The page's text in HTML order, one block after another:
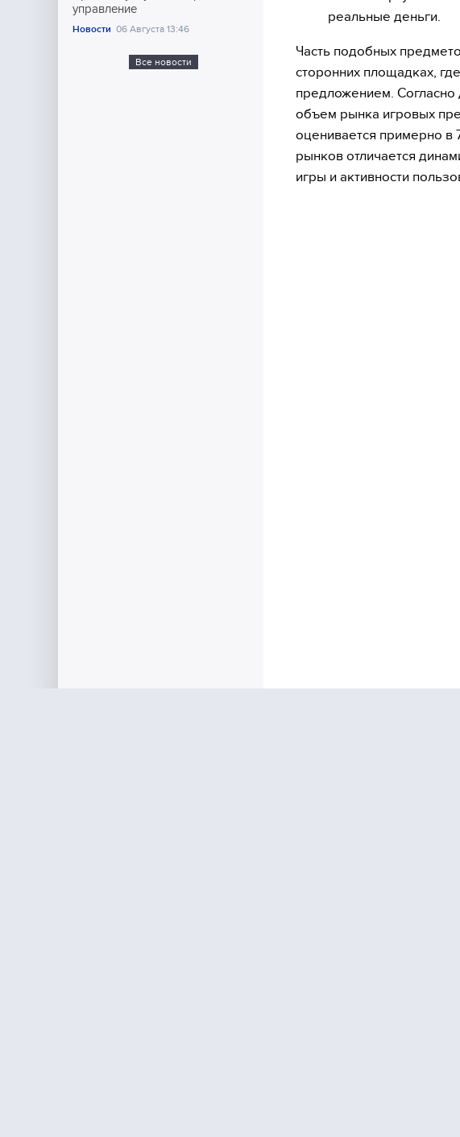
управление
Новости 06 Августа 13:46
Все новости
реальные деньги.
Часть подобных
сторонних площадках,
предложением. Согласно
объем рынка игровых
оценивается примерно в
рынков отличается
игры и активности